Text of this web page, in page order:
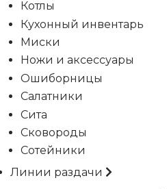
Котлы
Кухонный инвентарь
Миски
Ножи и аксессуары
Ошиборницы
Салатники
Сита
Сковороды
Сотейники
Линии раздачи